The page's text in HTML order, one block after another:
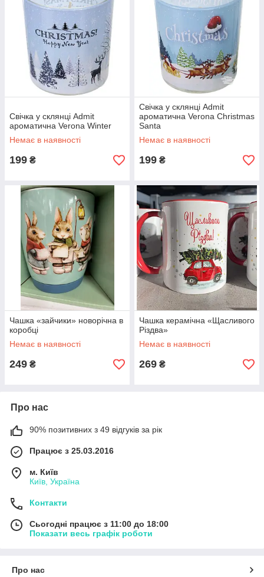
Свічка у склянці Admit
ароматична Verona Winter
Немає в наявності
199 ₴
Свічка у склянці Admit
ароматична Verona Christmas
Santa
Немає в наявності
199 ₴
Чашка «зайчики» новорічна в
коробці
Немає в наявності
249 ₴
Чашка керамічна «Щасливого
Різдва»
Немає в наявності
269 ₴
Про нас
90% позитивних з 49 відгуків за рік
Працює з 25.03.2016
м. Київ
Київ, Україна
Контакти
Сьогодні працює з 11:00 до 18:00
Показати весь графік роботи
Про нас